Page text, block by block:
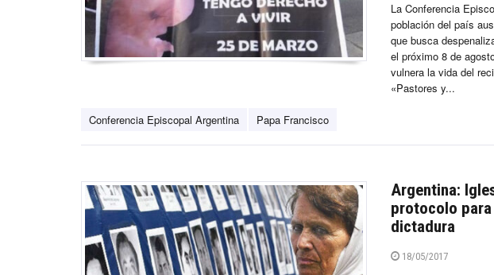
La Conferencia
población del país
que busca
el próximo 8 de
vulnera la vida del
«Pastores y...
Conferencia Episcopal Argentina Papa Francisco
Argentina:
protocolo
dictadura
18/05/2017